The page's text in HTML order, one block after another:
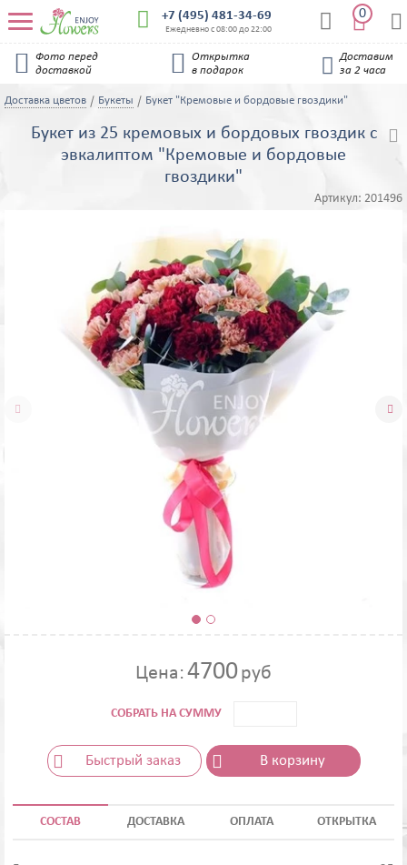
 +7 (495) 481-34-69
Ежедневно с 08:00 до 22:00  
0 

Фото перед
доставкой

Открытка
в подарок

Доставим
за 2 часа
Доставка цветов Букеты Букет "Кремовые и бордовые гвоздики"
Букет из 25 кремовых и бордовых гвоздик с
эвкалиптом "Кремовые и бордовые
гвоздики"
Артикул: 201496
 
Цена: 4700руб
СОБРАТЬ НА СУММУ
Быстрый заказ В корзину
СОСТАВ ДОСТАВКА ОПЛАТА ОТКРЫТКА
